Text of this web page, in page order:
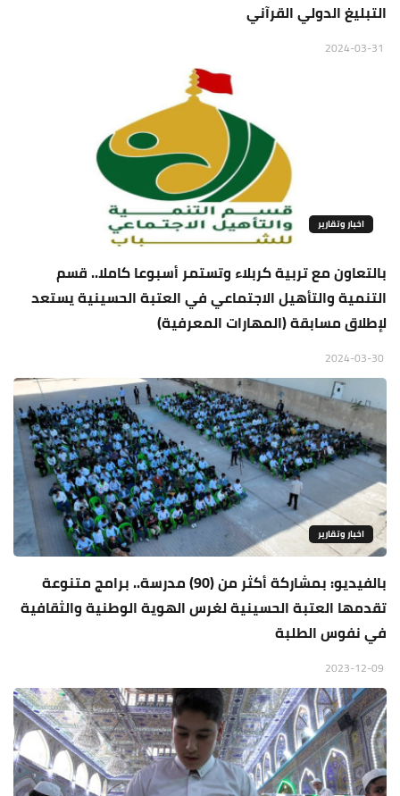
التبليغ الدولي القرآني
اخبار وتقارير
بالتعاون مع تربية كربلاء وتستمر أسبوعا كاملا.. قسم
التنمية والتأهيل الاجتماعي في العتبة الحسينية يستعد
لإطلاق مسابقة (المهارات المعرفية)
اخبار وتقارير
بالفيديو: بمشاركة أكثر من (90) مدرسة.. برامج متنوعة
تقدمها العتبة الحسينية لغرس الهوية الوطنية والثقافية
في نفوس الطلبة